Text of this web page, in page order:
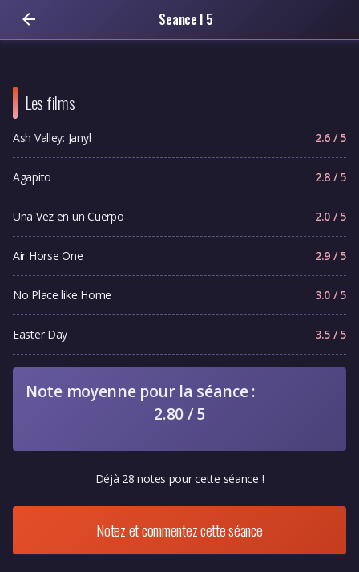
Seance I 5
Les films
Ash Valley: Janyl 2.6 / 5
Agapito 2.8 / 5
Una Vez en un Cuerpo 2.0 / 5
Air Horse One 2.9 / 5
No Place like Home 3.0 / 5
Easter Day 3.5 / 5
Note moyenne pour la séance :
2.80 / 5
Déjà 28 notes pour cette séance !
Notez et commentez cette séance